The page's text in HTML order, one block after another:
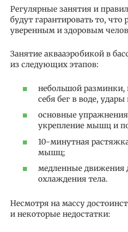
Регулярные занятия и
будут гарантировать то, что
уверенным и здоровым
Занятие аквааэробикой в
из следующих этапов:
небольшой разминки,
себя бег в воде, удары
основные
укрепление мышц и
10-минутная
мышц;
медленные движения
охлаждения тела.
Несмотря на массу
и некоторые недостатки: